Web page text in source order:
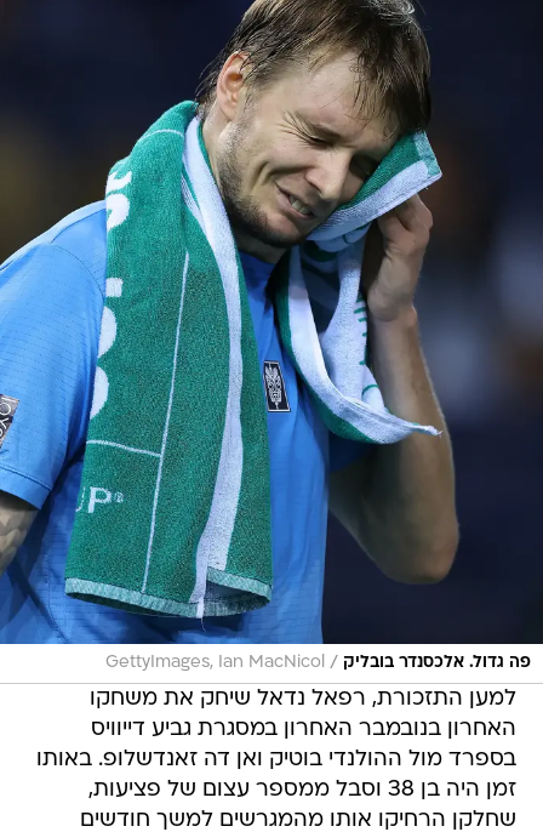
פה גדול. אלכסנדר בובליק /
GettyImages, Ian MacNicol
למען התזכורת, רפאל נדאל שיחק את משחקו
האחרון בנובמבר האחרון במסגרת גביע דייוויס
בספרד מול ההולנדי בוטיק ואן דה זאנדשלופ. באותו
זמן היה בן 38 וסבל ממספר עצום של פציעות,
שחלקן הרחיקו אותו מהמגרשים למשך חודשים